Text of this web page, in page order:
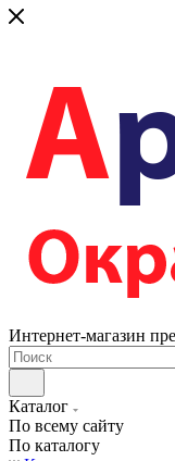
Интернет-магазин
Каталог
По всему сайту
По каталогу